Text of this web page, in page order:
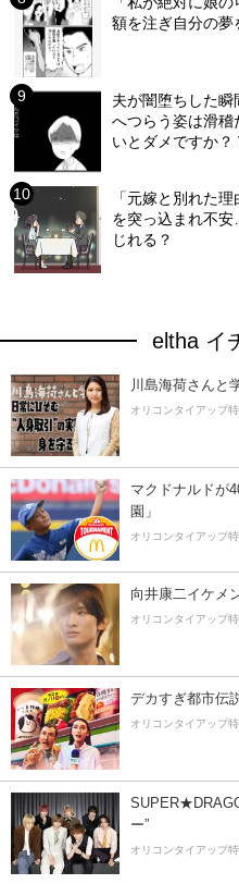
額を注ぎ自分の
夫が闇堕ちした
へつらう姿は滑稽
いとダメですか？
「元嫁と別れた
を突っ込まれ不
じれる？
eltha イ
川島海荷さんと
オリコンタイアップ
マクドナルドが
園」
オリコンタイアップ
向井康二イケメ
オリコンタイアップ
デカすぎ都市伝
オリコンタイアップ
ー”
オリコンタイアップ